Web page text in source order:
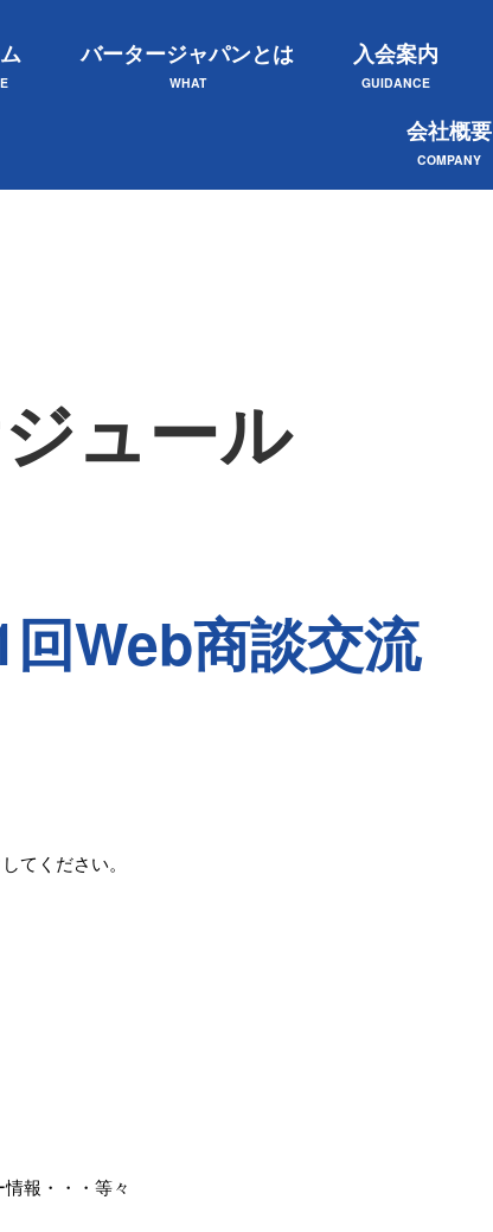
バータージャパンとは
WHAT
入会案内
GUIDANCE
会社概要
COMPANY
ュール
Web商談交流
てください。
報・・・等々